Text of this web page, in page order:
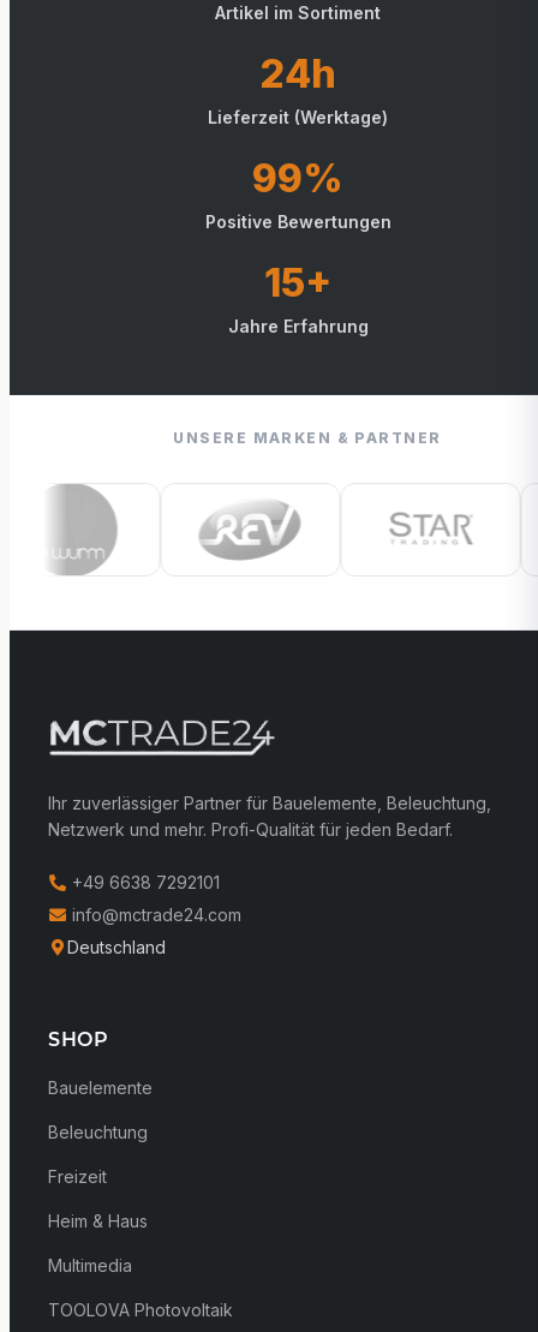
Artikel im Sortiment
24h
Lieferzeit (Werktage)
99%
Positive Bewertungen
15+
Jahre Erfahrung
UNSERE MARKEN & PARTNER
Ihr zuverlässiger Partner für Bauelemente, Beleuchtung,
Netzwerk und mehr. Profi-Qualität für jeden Bedarf.
+49 6638 7292101
info@mctrade24.com
Deutschland
SHOP
Bauelemente
Beleuchtung
Freizeit
Heim & Haus
Multimedia
TOOLOVA Photovoltaik